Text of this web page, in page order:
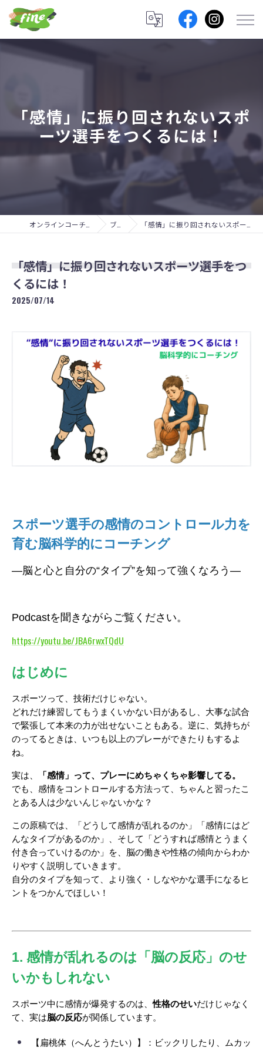
「感情」に振り回されないスポ
ーツ選手をつくるには！
ブログ 「感情」に振り回されないスポーツ選手をつくるには！
「感情」に振り回されないスポーツ選手をつ
くるには！
2025/07/14
スポーツ選手の感情のコントロール力を
育む脳科学的にコーチング
―脳と心と自分の“タイプ”を知って強くなろう―
Podcastを聞きながらご覧ください。
https://youtu.be/JBA6rwxTQdU
はじめに
スポーツって、技術だけじゃない。
どれだけ練習してもうまくいかない日があるし、大事な試合
で緊張して本来の力が出せないこともある。逆に、気持ちが
のってるときは、いつも以上のプレーができたりもするよ
ね。
実は、
「感情」って、プレーにめちゃくちゃ影響してる。
でも、感情をコントロールする方法って、ちゃんと習ったこ
とある人は少ないんじゃないかな？
この原稿では、「どうして感情が乱れるのか」「感情にはど
んなタイプがあるのか」、そして「どうすれば感情とうまく
付き合っていけるのか」を、脳の働きや性格の傾向からわか
りやすく説明していきます。
自分のタイプを知って、より強く・しなやかな選手になるヒ
ントをつかんでほしい！
1. 感情が乱れるのは「脳の反応」のせ
いかもしれない
スポーツ中に感情が爆発するのは、性格のせいだけじゃなく
て、実は脳の反応が関係しています。
【扁桃体（へんとうたい）】：ビックリしたり、ムカッ